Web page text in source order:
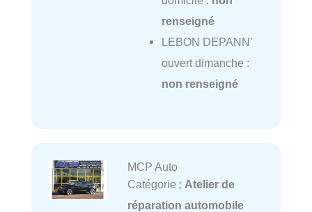
renseigné
LEBON DEPANN’
ouvert dimanche :
non renseigné
MCP Auto
Catégorie : Atelier de
réparation automobile